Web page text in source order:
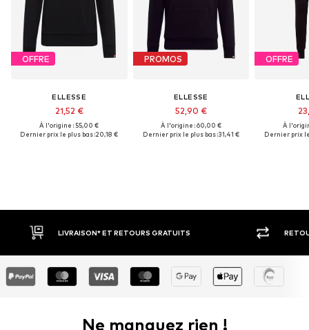
OFFRE
ELLESSE
21,52 €
À l'origine : 55,00 €
Dernier prix le plus bas :20,18 €
PROMOS
ELLESSE
52,90 €
À l'origine : 60,00 €
Dernier prix le plus bas :31,41 €
OFFRE
À
Dernier prix
ET RETOURS GRATUITS RETOUR SOUS 30 JOURS
Ne manquez rien !